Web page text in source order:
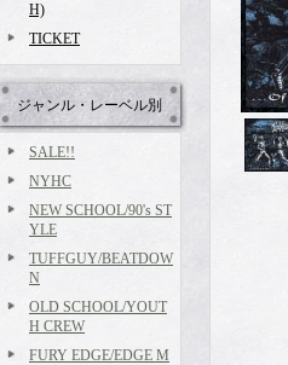
H)
TICKET
ジャンル・レーベル別
SALE!!
NYHC
NEW SCHOOL/90's ST
YLE
TUFFGUY/BEATDOW
N
OLD SCHOOL/YOUT
H CREW
FURY EDGE/EDGE M